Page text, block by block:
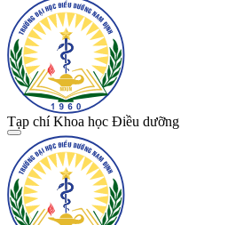
Tạp chí Khoa học Điều dưỡng